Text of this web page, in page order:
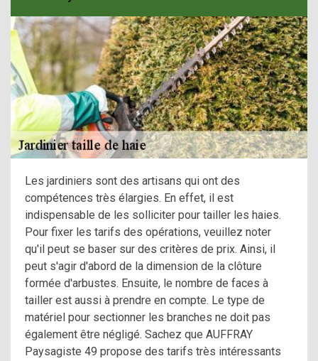
Les jardiniers sont des artisans qui ont des
compétences très élargies. En effet, il est
indispensable de les solliciter pour tailler les haies.
Pour fixer les tarifs des opérations, veuillez noter
qu'il peut se baser sur des critères de prix. Ainsi, il
peut s'agir d'abord de la dimension de la clôture
formée d'arbustes. Ensuite, le nombre de faces à
tailler est aussi à prendre en compte. Le type de
matériel pour sectionner les branches ne doit pas
également être négligé. Sachez que AUFFRAY
Paysagiste 49 propose des tarifs très intéressants